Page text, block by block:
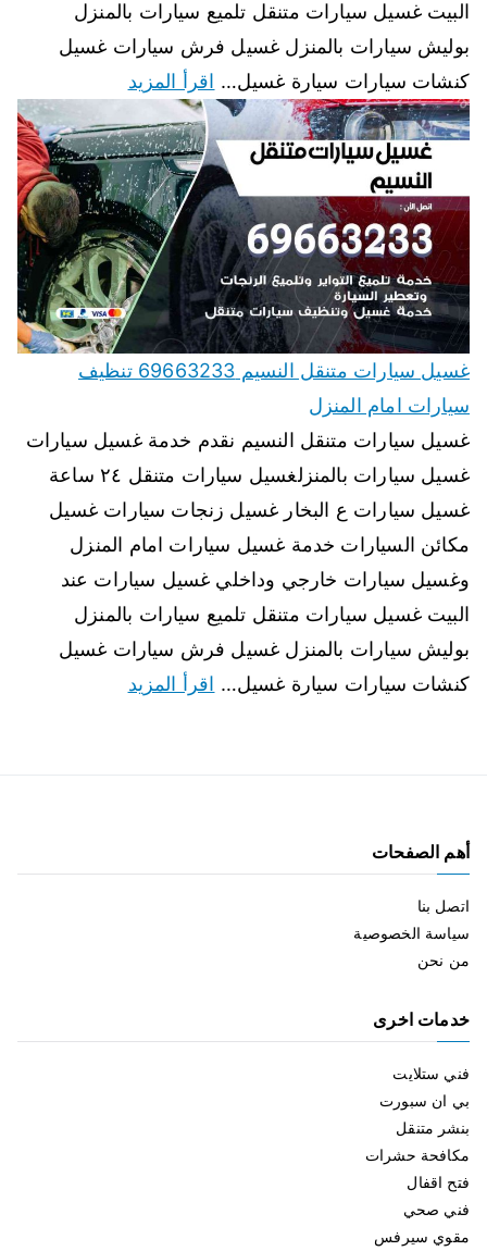
البيت غسيل سيارات متنقل تلميع سيارات بالمنزل
بوليش سيارات بالمنزل غسيل فرش سيارات غسيل
كنشات سيارات سيارة غسيل… اقرأ المزيد
غسيل سيارات متنقل النسيم 69663233 تنظيف
سيارات امام المنزل
غسيل سيارات متنقل النسيم نقدم خدمة غسيل سيارات
غسيل سيارات بالمنزلغسيل سيارات متنقل ٢٤ ساعة
غسيل سيارات ع البخار غسيل زنجات سيارات غسيل
مكائن السيارات خدمة غسيل سيارات امام المنزل
وغسيل سيارات خارجي وداخلي غسيل سيارات عند
البيت غسيل سيارات متنقل تلميع سيارات بالمنزل
بوليش سيارات بالمنزل غسيل فرش سيارات غسيل
كنشات سيارات سيارة غسيل… اقرأ المزيد
أهم الصفحات
اتصل بنا
سياسة الخصوصية
من نحن
خدمات اخرى
فني ستلايت
بي ان سبورت
بنشر متنقل
مكافحة حشرات
فتح اقفال
فني صحي
مقوي سيرفس